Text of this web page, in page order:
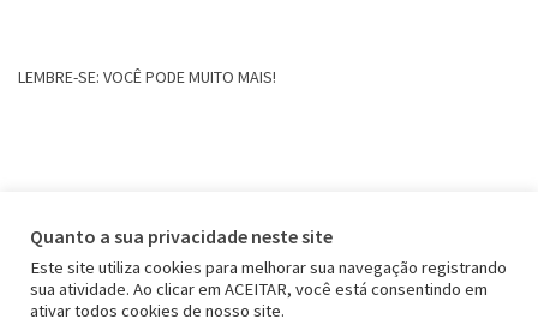
LEMBRE-SE: VOCÊ PODE MUITO MAIS!
Quanto a sua privacidade neste site
Este site utiliza cookies para melhorar sua navegação registrando
sua atividade. Ao clicar em ACEITAR, você está consentindo em
ativar todos cookies de nosso site.